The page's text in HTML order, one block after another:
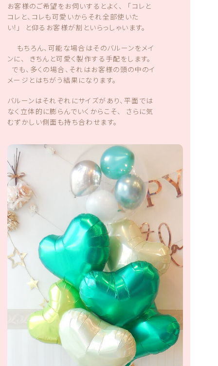
お客様のご希望をお伺いするとよく、 「コレと
コレと、コレも可愛いからそれ全部使いた
い!」 と仰るお客様が割といらっしゃいます。
もちろん、可能な場合はそのバルーンをメイ
ンに、 きちんと可愛く製作する手配をします。
でも、多くの場合、それはお客様の頭の中のイ
メージとはちがう結果になります。
バルーンはそれぞれにサイズがあり、平面では
なく立体的に膨らんでいくからこそ、 さらに気
むずかしい側面も持ち合わせます。